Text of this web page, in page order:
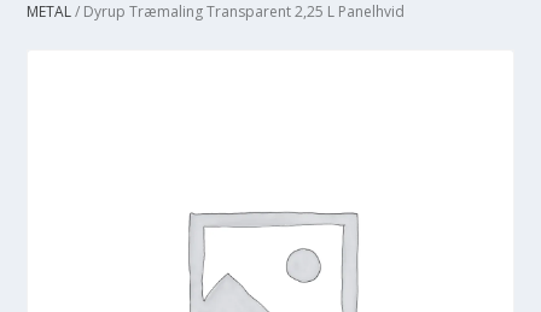
METAL/ Dyrup Træmaling Transparent 2,25 L Panelhvid